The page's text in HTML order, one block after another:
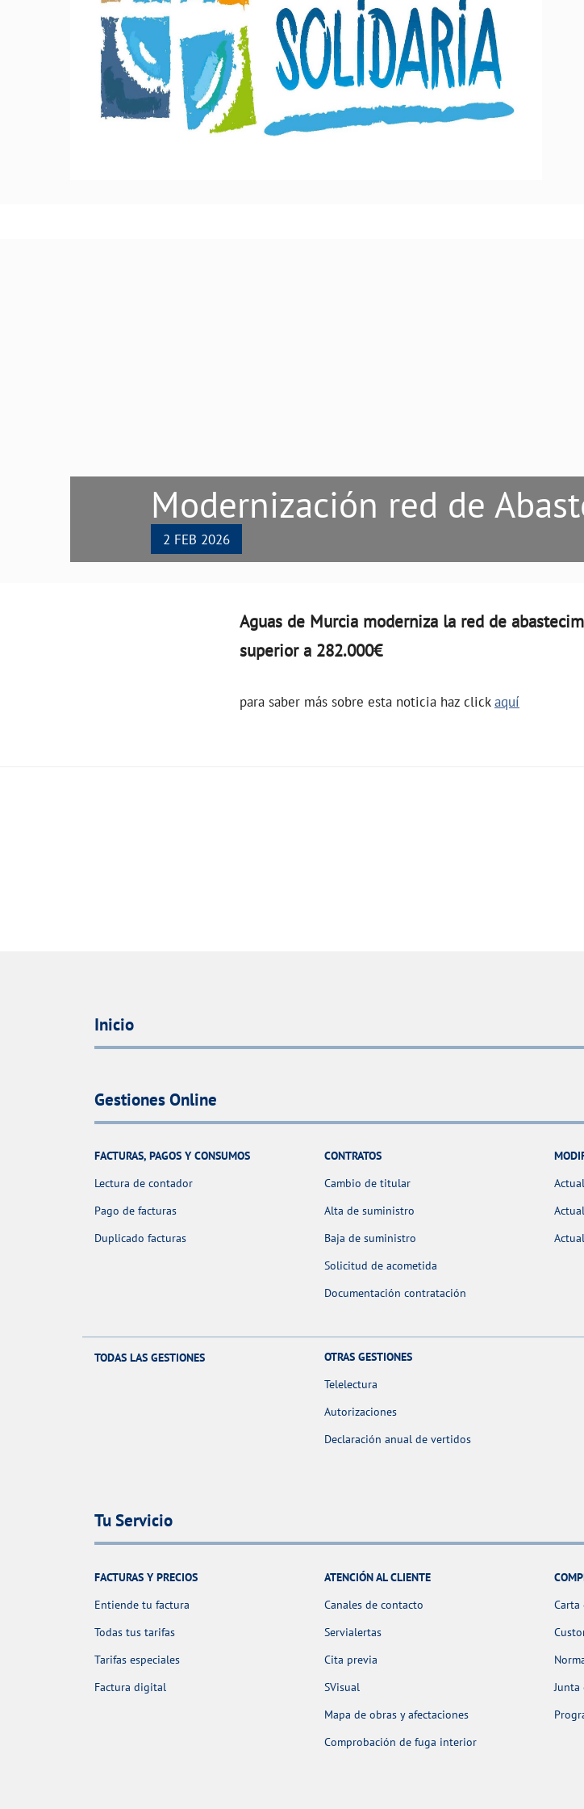
Modernización red de
2 FEB 2026
Aguas de Murcia moderniza la red de
superior a 282.000€
para saber más sobre esta noticia haz clickaquí
Inicio
Gestiones Online
FACTURAS, PAGOS Y CONSUMOS
Lectura de contador
Pago de facturas
Duplicado facturas
CONTRATOS
Cambio de titular
Alta de suministro
Baja de suministro
Solicitud de acometida
Documentación contratación
TODAS LAS GESTIONES
OTRAS GESTIONES
Telelectura
Autorizaciones
Declaración anual de vertidos
Tu Servicio
FACTURAS Y PRECIOS
Entiende tu factura
Todas tus tarifas
Tarifas especiales
Factura digital
ATENCIÓN AL CLIENTE
Canales de contacto
Servialertas
Cita previa
SVisual
Mapa de obras y afectaciones
Comprobación de fuga interior
Carta